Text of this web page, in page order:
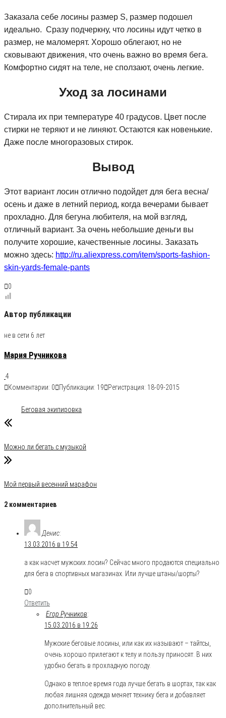
Заказала себе лосины размер S, размер подошел
идеально. Сразу подчеркну, что лосины идут четко в
размер, не маломерят. Хорошо облегают, но не
сковывают движения, что очень важно во время бега.
Комфортно сидят на теле, не сползают, очень легкие.
Уход за лосинами
Стирала их при температуре 40 градусов. Цвет после
стирки не теряют и не линяют. Остаются как новенькие.
Даже после многоразовых стирок.
Вывод
Этот вариант лосин отлично подойдет для бега весна/
осень и даже в летний период, когда вечерами бывает
прохладно. Для бегуна любителя, на мой взгляд,
отличный вариант. За очень небольшие деньги вы
получите хорошие, качественные лосины. Заказать
можно здесь: http://ru.aliexpress.com/item/sports-fashion-
skin-yards-female-pants
0
Автор публикации
не в сети 6 лет
Мария Ручникова
4
Комментарии: 0
Публикации: 19
Регистрация: 18-09-2015
Беговая экипировка
Можно ли бегать с музыкой
Мой первый весенний марафон
2 комментариев
Денис:
13.03.2016 в 19:54
а как насчет мужских лосин? Сейчас много продаются специально
для бега в спортивных магазинах. Или лучше штаны/шорты?
0
Ответить
Егор Ручников:
15.03.2016 в 19:26
Мужские беговые лосины, или как их называют – тайтсы,
очень хорошо прилегают к телу и пользу приносят. В них
удобно бегать в прохладную погоду.
Однако в теплое время года лучше бегать в шортах, так как
любая лишняя одежда меняет технику бега и добавляет
дополнительный вес.